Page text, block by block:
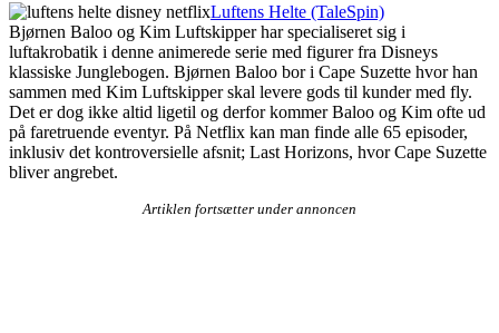
Luftens Helte (TaleSpin)
Bjørnen Baloo og Kim Luftskipper har specialiseret sig i
luftakrobatik i denne animerede serie med figurer fra Disneys
klassiske Junglebogen. Bjørnen Baloo bor i Cape Suzette hvor han
sammen med Kim Luftskipper skal levere gods til kunder med fly.
Det er dog ikke altid ligetil og derfor kommer Baloo og Kim ofte ud
på faretruende eventyr. På Netflix kan man finde alle 65 episoder,
inklusiv det kontroversielle afsnit; Last Horizons, hvor Cape Suzette
bliver angrebet.
Artiklen fortsætter under annoncen